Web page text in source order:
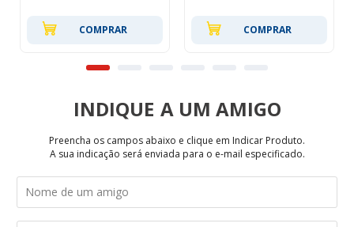
COMPRAR COMPRAR
INDIQUE
Preencha os campos abaixo e clique em Indicar Produto.
A sua indicação será enviada para o e-mail especificado.